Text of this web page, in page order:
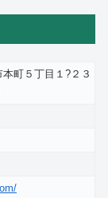
町５丁目１?２３